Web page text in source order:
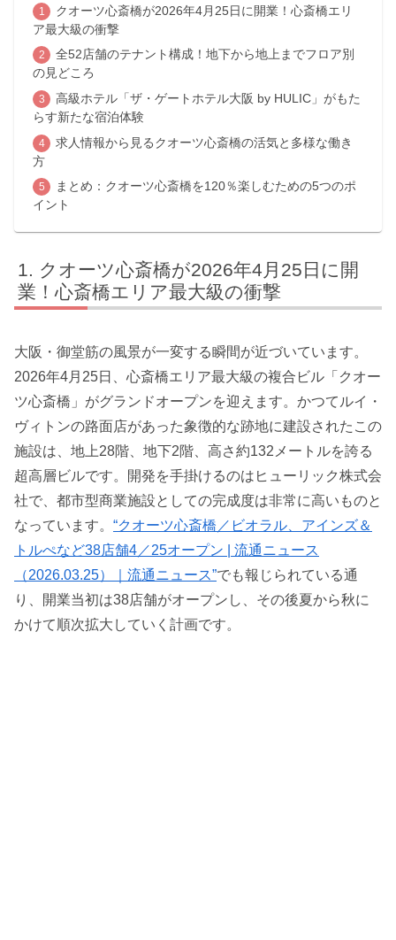
クオーツ心斎橋が2026年4月25日に開業！心斎橋エリ
ア最大級の衝撃
全52店舗のテナント構成！地下から地上までフロア別
の見どころ
高級ホテル「ザ・ゲートホテル大阪 by HULIC」がもた
らす新たな宿泊体験
求人情報から見るクオーツ心斎橋の活気と多様な働き
方
まとめ：クオーツ心斎橋を120％楽しむための5つのポ
イント
クオーツ心斎橋が2026年4月25日に開
業！心斎橋エリア最大級の衝撃
大阪・御堂筋の風景が一変する瞬間が近づいています。
2026年4月25日、心斎橋エリア最大級の複合ビル「クオー
ツ心斎橋」がグランドオープンを迎えます。かつてルイ・
ヴィトンの路面店があった象徴的な跡地に建設されたこの
施設は、地上28階、地下2階、高さ約132メートルを誇る
超高層ビルです。開発を手掛けるのはヒューリック株式会
社で、都市型商業施設としての完成度は非常に高いものと
なっています。 “クオーツ心斎橋／ビオラル、アインズ＆
トルぺなど38店舗4／25オープン | 流通ニュース
（2026.03.25）｜流通ニュース”でも報じられている通
り、開業当初は38店舗がオープンし、その後夏から秋に
かけて順次拡大していく計画です。